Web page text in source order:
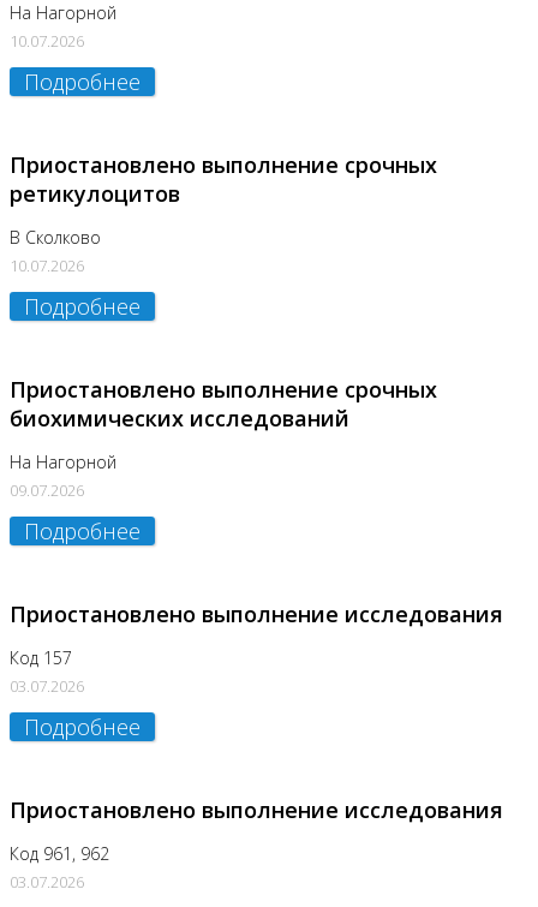
На Нагорной
10.07.2026
Подробнее
Приостановлено выполнение срочных
ретикулоцитов
В Сколково
10.07.2026
Подробнее
Приостановлено выполнение срочных
биохимических исследований
На Нагорной
09.07.2026
Подробнее
Приостановлено выполнение исследования
Код 157
03.07.2026
Подробнее
Приостановлено выполнение исследования
Код 961, 962
03.07.2026